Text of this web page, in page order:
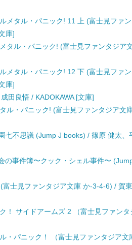
メタル・パニック! 11 上 (富士見ファ
庫]
タル・パニック! (富士見ファンタジア
メタル・パニック! 12 下 (富士見ファ
庫]
田良悟 / KADOKAWA [文庫]
ル・パニック! (富士見ファンタジア文
七不思議 (Jump J books) / 篠原 健太、
の事件簿〜クック・シェル事件〜
士見ファンタジア文庫 か-3-4-6) / 賀
！ サイドアームズ 2 （富士見ファン
・パニック！ （富士見ファンタジア文